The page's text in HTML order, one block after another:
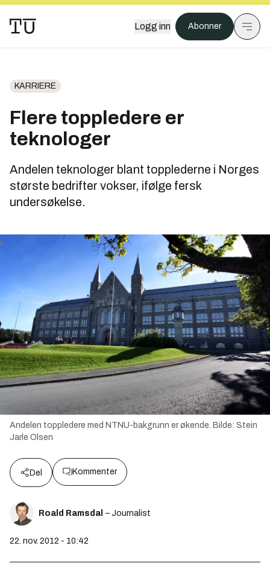
Logg inn Abonner
KARRIERE
Flere toppledere er
teknologer
Andelen teknologer blant topplederne i Norges
største bedrifter vokser, ifølge fersk
undersøkelse.
Andelen toppledere med NTNU-bakgrunn er økende. Bilde: Stein
Jarle Olsen
Del Kommenter
Roald Ramsdal – Journalist
22. nov. 2012 - 10:42